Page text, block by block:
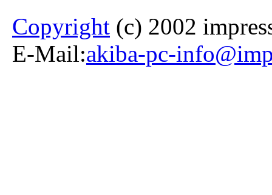
Copyright (c) 2002
E-Mail:akiba-pc-